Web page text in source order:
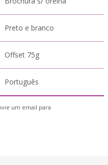
Preto e branco
Offset 75g
Português
um email para